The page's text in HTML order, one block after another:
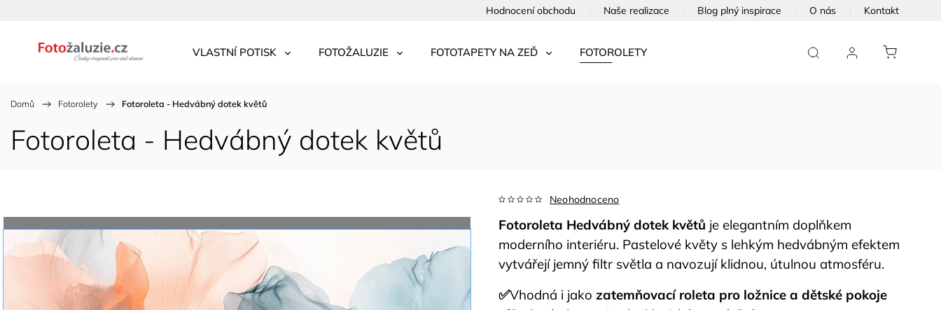
Hodnocení obchodu Naše realizace Blog plný inspirace O nás Kontakt
VLASTNÍ POTISK FOTOŽALUZIE FOTOTAPETY NA ZEĎ FOTOROLETY FOTOTAPETY NA DVEŘE FOTOOBRAZY
Domů / Fotorolety / Fotoroleta - Hedvábný dotek květů
Fotoroleta - Hedvábný dotek květů
Neohodnoceno
Fotoroleta Hedvábný dotek květů je elegantním doplňkem
moderního interiéru. Pastelové květy s lehkým hedvábným efektem
vytvářejí jemný filtr světla a navozují klidnou, útulnou atmosféru.
✅Vhodná i jakozatemňovací roleta pro ložnice a dětské pokoje